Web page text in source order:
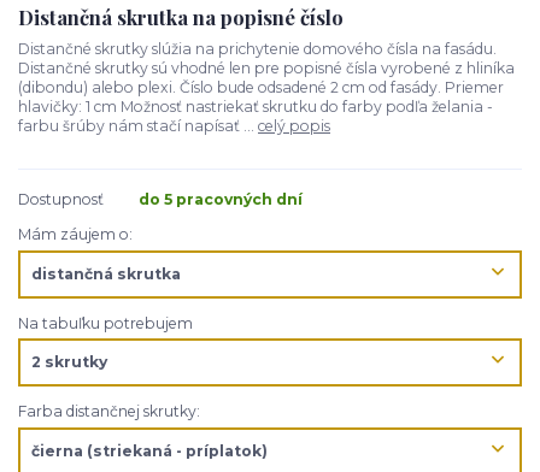
Distančná skrutka na popisné číslo
Distančné skrutky slúžia na prichytenie domového čísla na fasádu.
Distančné skrutky sú vhodné len pre popisné čísla vyrobené z hliníka
(dibondu) alebo plexi. Číslo bude odsadené 2 cm od fasády. Priemer
hlavičky: 1 cm Možnosť nastriekať skrutku do farby podľa želania -
farbu šrúby nám stačí napísať ... celý popis
Dostupnosť
do 5 pracovných dní
Mám záujem o:
Na tabuľku potrebujem
Farba distančnej skrutky: